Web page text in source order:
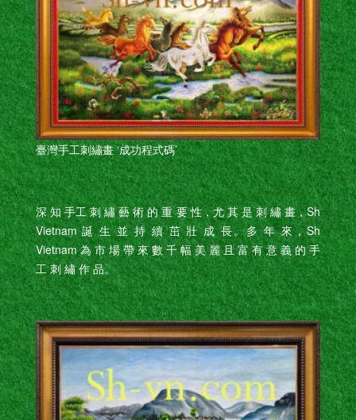
臺灣手工刺繡畫 ‘成功程式碼’
深 知 手工 刺 繡 藝 術 的 重 要 性，尤 其 是 刺 繡 畫，Sh
Vietnam 誕 生 並 持 續 茁 壯 成 長。多 年 來，Sh
Vietnam 為 市 場 帶 來 數 千 幅 美 麗 且 富 有 意 義 的 手
工 刺 繡 作 品。